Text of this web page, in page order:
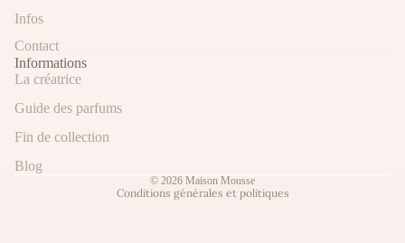
Infos
Contact
Informations
La créatrice
Guide des parfums
Fin de collection
Blog
© 2026 Maison Mousse
Conditions générales et politiques
Mentions légales
Coordonnées
Politique de remboursement
Conditions d’utilisation